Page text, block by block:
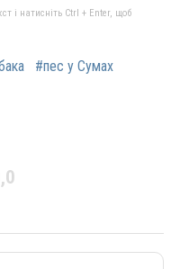
і натисніть Ctrl + Enter, щоб
#пес у Сумах